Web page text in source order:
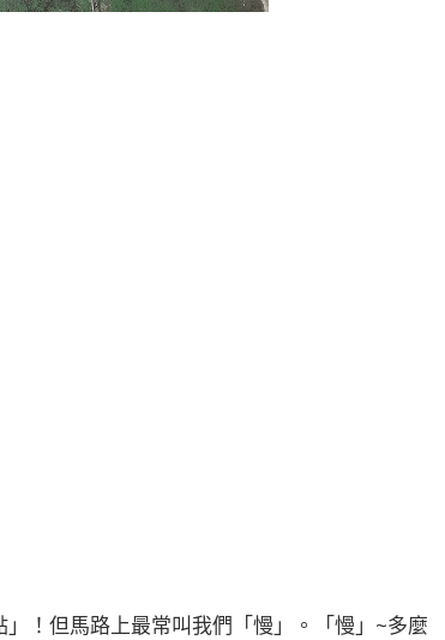
！但馬路上最常叫我們「慢」。「慢」~多麼